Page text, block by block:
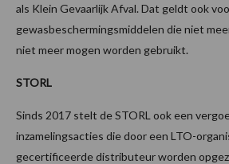
als Klein Gevaarlijk Afval. Dat geldt ook
gewasbeschermingsmiddelen die niet
niet meer mogen worden gebruikt.
STORL
Sinds 2017 stelt de STORL ook een
inzamelingsacties die door een LTO-
gecertificeerde distributeur worden